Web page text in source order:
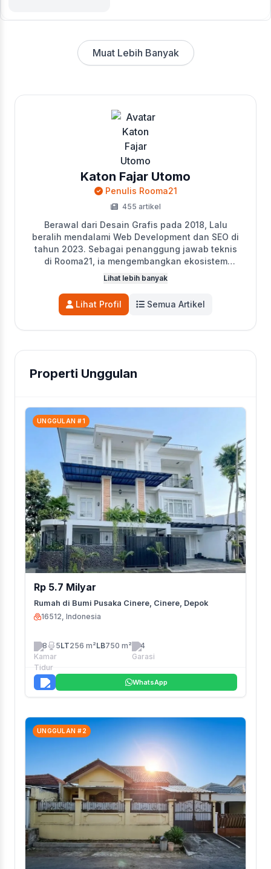
Muat Lebih Banyak
Katon Fajar Utomo
Penulis Rooma21
455 artikel
Berawal dari Desain Grafis pada 2018, Lalu
beralih mendalami Web Development dan SEO di
tahun 2023. Sebagai penanggung jawab teknis
di Rooma21, ia mengembangkan ekosistem
digital perusahaan, termasuk Portal Properti,
Sistem Titip Jual, dan MLS Jakarta Selatan.
Katon juga aktif sebagai penulis utama di Blog
Rooma21 yang mengedukasi pencari hunian
fokusnya adalah mengoptimalkan performa
Lihat lebih banyak
Lihat Profil Semua Artikel
Properti Unggulan
UNGGULAN #1
Rp 5.7 Milyar
Rumah di Bumi Pusaka Cinere, Cinere, Depok
16512, Indonesia
8 5LT256 m²LB750 m² 4
WhatsApp
UNGGULAN #2